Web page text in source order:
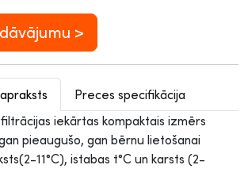
>
Preces specifikācija
iekārtas kompaktais izmērs
pieaugušo, gan bērnu lietošanai
11°C), istabas t°C un karsts (2-